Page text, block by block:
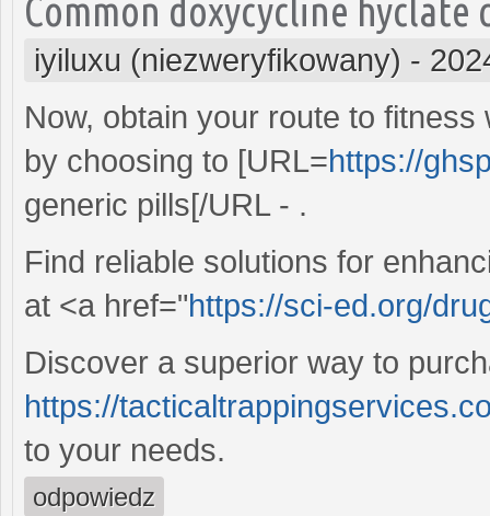
Common doxycycline
iyiluxu (niezweryfikowany) -
Now, obtain your route to
by choosing to [URL=https://
generic pills[/URL - .
Find reliable solutions for
at <a href="https://sci-ed.org/
Discover a superior way to
https://
to your needs.
odpowiedz